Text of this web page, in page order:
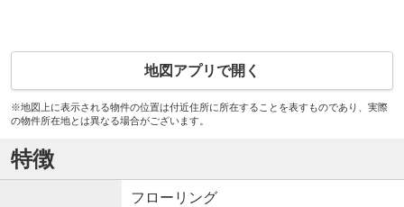
地図アプリで開く
※地図上に表示される物件の位置は付近住所に所在することを表すものであり、実際
の物件所在地とは異なる場合がございます。
特徴
フローリング